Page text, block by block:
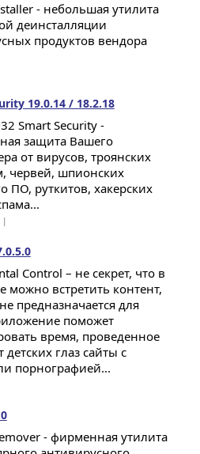
- небольшая утилита
деинсталляции
продуктов вендора
19.0.14 / 18.2.18
Smart Security -
защита Вашего
от вирусов, троянских
червей, шпионских
ПО, руткитов, хакерских
|
Control – не секрет, что в
можно встретить контент,
предназначается для
поможет
время, проведенное
глаз сайты с
порнографией...
- фирменная утилита